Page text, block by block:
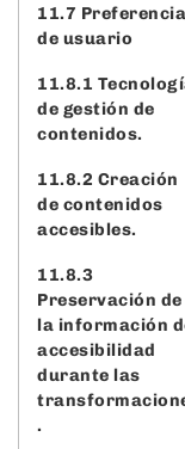
11.7
de usuario
11.8.1
de gestión de
contenidos.
11.8.2 Creación
de contenidos
accesibles.
11.8.3
Preservación de
la información
accesibilidad
durante las
.